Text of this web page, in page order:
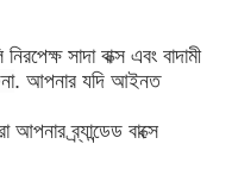
সাদা বাক্স এবং বাদামী
. আপনার যদি আইনত
ব্র্যান্ডেড বাক্সে